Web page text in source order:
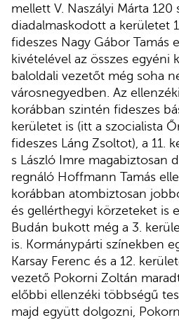
mellett V. Naszályi Márta 120
diadalmaskodott a kerületet
fideszes Nagy Gábor Tamás
kivételével az összes egyéni
baloldali vezetőt még soha
városnegyedben. Az
korábban szintén fideszes
kerületet is (itt a szocialista
fideszes Láng Zsoltot), a 11.
s László Imre magabiztosan
regnáló Hoffmann Tamás
korábban atombiztosan
és gellérthegyi körzeteket is
Budán bukott még a 3.
is. Kormánypárti színekben
Karsay Ferenc és a 12.
vezető Pokorni Zoltán
előbbi ellenzéki többségű
majd együtt dolgozni,